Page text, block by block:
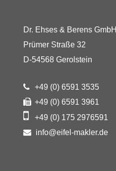
Dr. Ehses & Berens GmbH
Prümer Straße 32
D-54568 Gerolstein
+49 (0) 6591 3535
+49 (0) 6591 3961
+49 (0) 175 2976591
info@eifel-makler.de